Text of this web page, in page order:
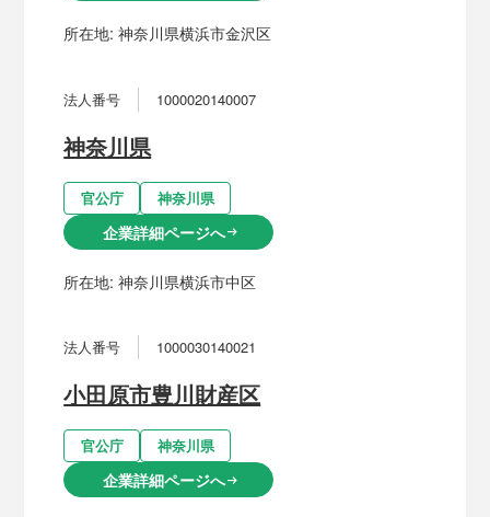
所在地:神奈川県横浜市金沢区
法人番号 1000020140007
神奈川県
官公庁 神奈川県
企業詳細ページへarrow_right_alt
所在地:神奈川県横浜市中区
法人番号 1000030140021
小田原市豊川財産区
官公庁 神奈川県
企業詳細ページへarrow_right_alt